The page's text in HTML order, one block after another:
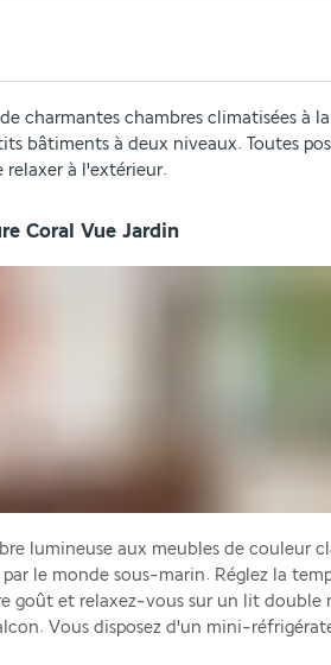
charmantes chambres climatisées à
bâtiments à deux niveaux. Toutes
relaxer à l'extérieur.
Coral Vue Jardin
lumineuse aux meubles de couleur
le monde sous-marin. Réglez la
goût et relaxez-vous sur un lit double
Vous disposez d'un mini-